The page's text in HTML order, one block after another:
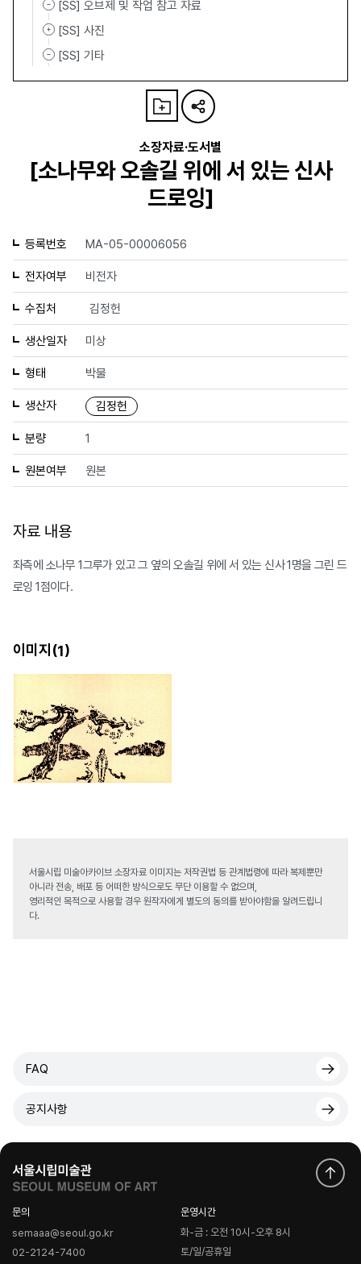
[SS] 오브제 및 작업 참고 자료
[SS] 사진
[SS] 기타
소장자료·도서별
[소나무와 오솔길 위에 서 있는 신사
드로잉]
등록번호 MA-05-00006056
전자여부 비전자
수집처 김정헌
생산일자 미상
형태 박물
생산자 김정헌
분량 1
원본여부 원본
자료 내용
좌측에 소나무 1그루가 있고 그 옆의 오솔길 위에 서 있는 신사 1명을 그린 드
로잉 1점이다.
이미지(1)
서울시립 미술아카이브 소장자료 이미지는 저작권법 등 관계법령에 따라 복제뿐만
아니라 전송, 배포 등 어떠한 방식으로도 무단 이용할 수 없으며,
영리적인 목적으로 사용할 경우 원작자에게 별도의 동의를 받아야함을 알려드립니
다.
FAQ
공지사항
문의
semaaa@seoul.go.kr
02-2124-7400
운영시간
화-금 : 오전 10시-오후 8시
토/일/공휴일